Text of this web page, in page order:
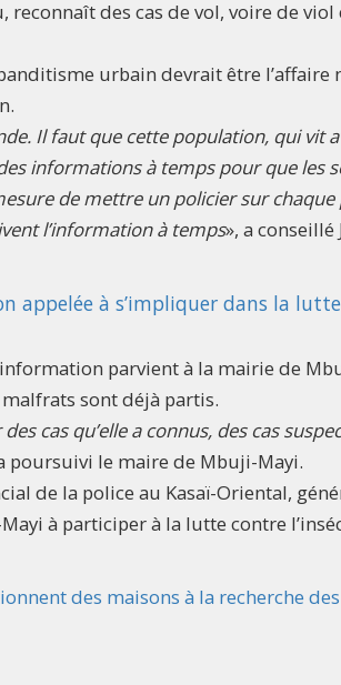
reconnaît des cas de vol, voire de
urbain devrait être l’affaire
Il faut que cette population, qui vit
informations à temps pour que les
de mettre un policier sur
l’information à temps», a
appelée à s’impliquer dans la
parvient à la mairie de
sont déjà partis.
cas qu’elle a connus, des cas
poursuivi le maire de Mbuji-Mayi.
de la police au Kasaï-Oriental,
à participer à la lutte contre
des maisons à la recherche